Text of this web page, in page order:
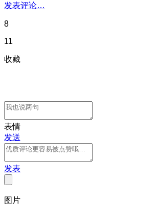
发表评论…
8
11
收藏
表情
发送
发表
图片